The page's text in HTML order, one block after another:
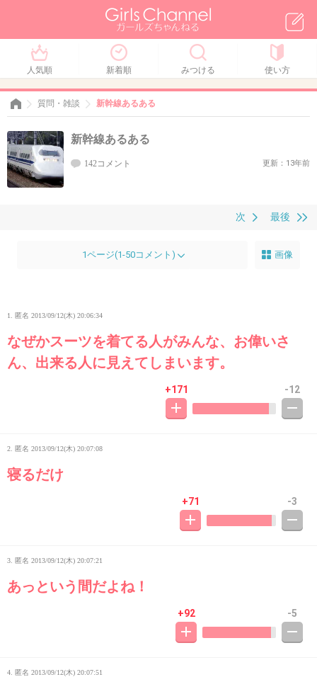
人気順 新着順 みつける 使い方
質問・雑談 新幹線あるある
新幹線あるある
142コメント 更新：13年前
最後
次
1ページ(1-50コメント) 画像
1. 匿名 2013/09/12(木) 20:06:34
なぜかスーツを着てる人がみんな、お偉いさ
ん、出来る人に見えてしまいます。
+171 -12
2. 匿名 2013/09/12(木) 20:07:08
寝るだけ
+71 -3
3. 匿名 2013/09/12(木) 20:07:21
あっという間だよね！
+92 -5
4. 匿名 2013/09/12(木) 20:07:51